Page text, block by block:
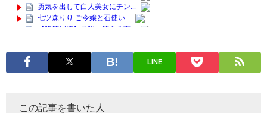
LINE
この記事を書いた人